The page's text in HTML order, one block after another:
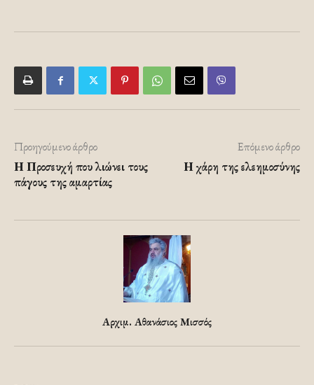
Προηγούμενο άρθρο
Η Προσευχή που λιώνει τους
πάγους της αμαρτίας
Επόμενο άρθρο
Η χάρη της ελεημοσύνης
Αρχιμ. Αθανάσιος Μισσός